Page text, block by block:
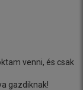
venni, és csak
gazdiknak!